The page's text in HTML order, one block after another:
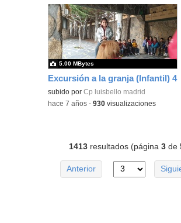
Excursión a la granja (Infantil) 4
subido porCp luisbello madrid
5.00 MBytes
-hace 7 años -930 visualizaciones
1413 resultados (página3 de
Anterior